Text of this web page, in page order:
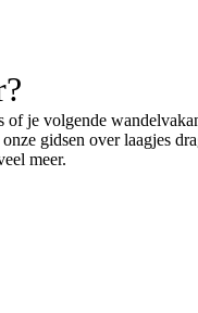
of je volgende
gidsen overlaagjes
meer.